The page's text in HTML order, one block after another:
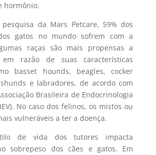
hormônio.
da Mars Petcare, 59% dos
gatos no mundo sofrem com a
raças são mais propensas a
em razão de suas características
basset hounds, beagles, cocker
e labradores, de acordo com
Brasileira de Endocrinologia
No caso dos felinos, os mistos ou
vulneráveis a ter a doença.
de vida dos tutores impacta
sobrepeso dos cães e gatos. Em